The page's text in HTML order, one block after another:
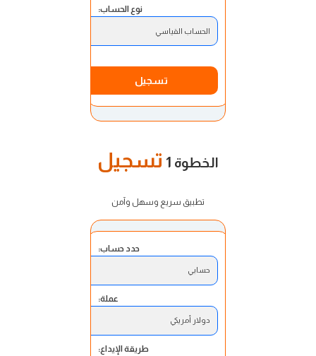
نوع الحساب:
الحساب القياسي
الخطوة 1 تسجيل
تطبيق سريع وسهل وآمن
حدد حساب:
دولار أمريكي
طريقة الإيداع: